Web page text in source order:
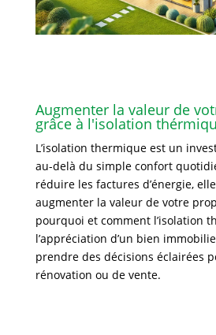
Augmenter la valeur de
grâce à l'isolation
L’isolation thermique est un
au-delà du simple confort
réduire les factures d’énergie,
augmenter la valeur de votre
pourquoi et comment l’isolation
l’appréciation d’un bien
prendre des décisions éclairées
rénovation ou de vente.